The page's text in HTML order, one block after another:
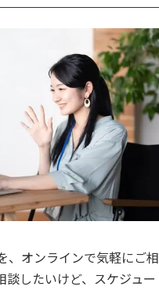
、オンラインで気軽にご相
談したいけど、スケジュー